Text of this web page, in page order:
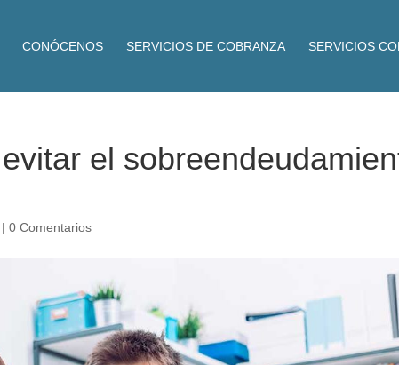
CONÓCENOS SERVICIOS DE COBRANZA SERVICIOS
el
|0 Comentarios